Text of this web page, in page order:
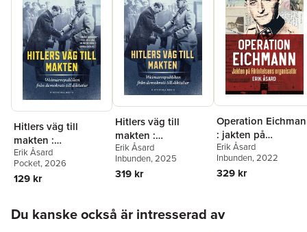
Björk, professor i mediekunskap i USA; Dag Blanck, chef för
Nord­amerikainstitutet, historiker, Uppsala.
Hitlers väg till
makten :
Weimarrepubliken
från demokrati till
diktatur
Erik Åsard
Pocket, 2026
129 kr
Hitlers väg till
makten :
Weimarrepubliken
från demokrati till
diktatur
Erik Åsard
Inbunden, 2025
319 kr
Operation
: jakten på
Förintelsens
organisatör
Erik Åsard
Inbunden, 2022
329 kr
Du kanske också är intresserad av